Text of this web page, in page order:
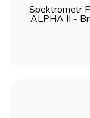
mikroskop
analiza chemiczna
Spektrometr
ALPHA II -